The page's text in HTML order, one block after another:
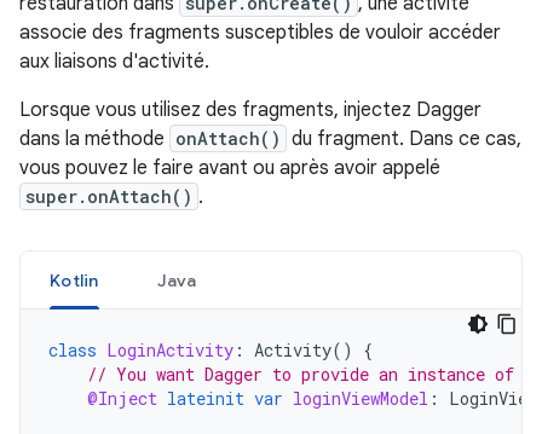
associe des fragments susceptibles de vouloir accéder
aux liaisons d'activité.
Lorsque vous utilisez des fragments, injectez Dagger
dans la méthode onAttach() du fragment. Dans ce cas,
vous pouvez le faire avant ou après avoir appelé
super.onAttach() .
Kotlin Java
class LoginActivity : Activity()
{
// You want Dagger to provide an instance of
@Inject lateinit var loginViewModel :